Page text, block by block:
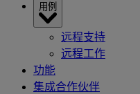
用例
远程支持
远程工作
功能
集成合作伙伴